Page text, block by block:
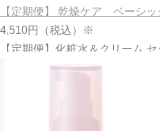
【定期便】 乾燥ケア ベーシッ
4,510円
（税込）※
【定期便】化粧水＆クリーム セ